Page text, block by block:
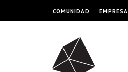
COMUNIDAD